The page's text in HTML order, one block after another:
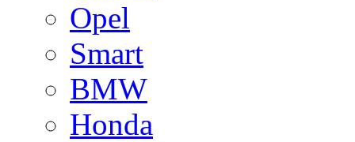
Opel
Smart
BMW
Honda